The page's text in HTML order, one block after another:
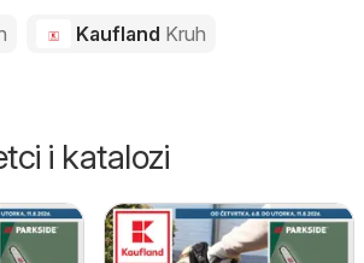
Kaufland Kruh
i katalozi